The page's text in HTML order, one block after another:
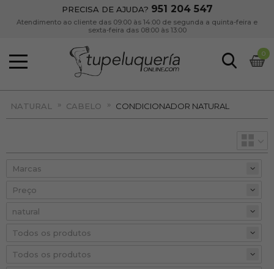
PRECISA DE AJUDA? 951 204 547
Atendimento ao cliente das 09:00 às 14:00 de segunda a quinta-feira e
sexta-feira das 08:00 às 13:00
0
NATURAL » CABELO » CONDICIONADOR NATURAL
Preço